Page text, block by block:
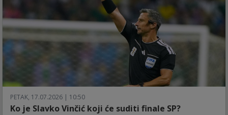
PETAK, 17.07.2026 | 10:50
Ko je Slavko Vinčić koji će suditi finale SP?